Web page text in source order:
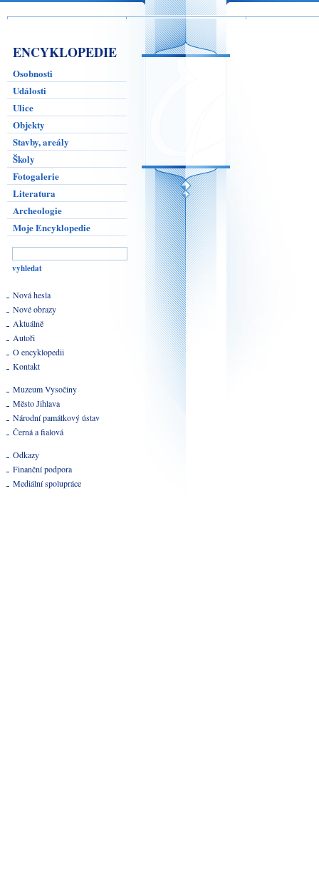
ENCYKLOPEDIE
Osobnosti
Události
Ulice
Objekty
Stavby, areály
Školy
Fotogalerie
Literatura
Archeologie
Moje Encyklopedie
Nová hesla
Nové obrazy
Aktuálně
Autoři
O encyklopedii
Kontakt
Muzeum Vysočiny
Město Jihlava
Národní památkový ústav
Černá a fialová
Odkazy
Finanční podpora
Mediální spolupráce